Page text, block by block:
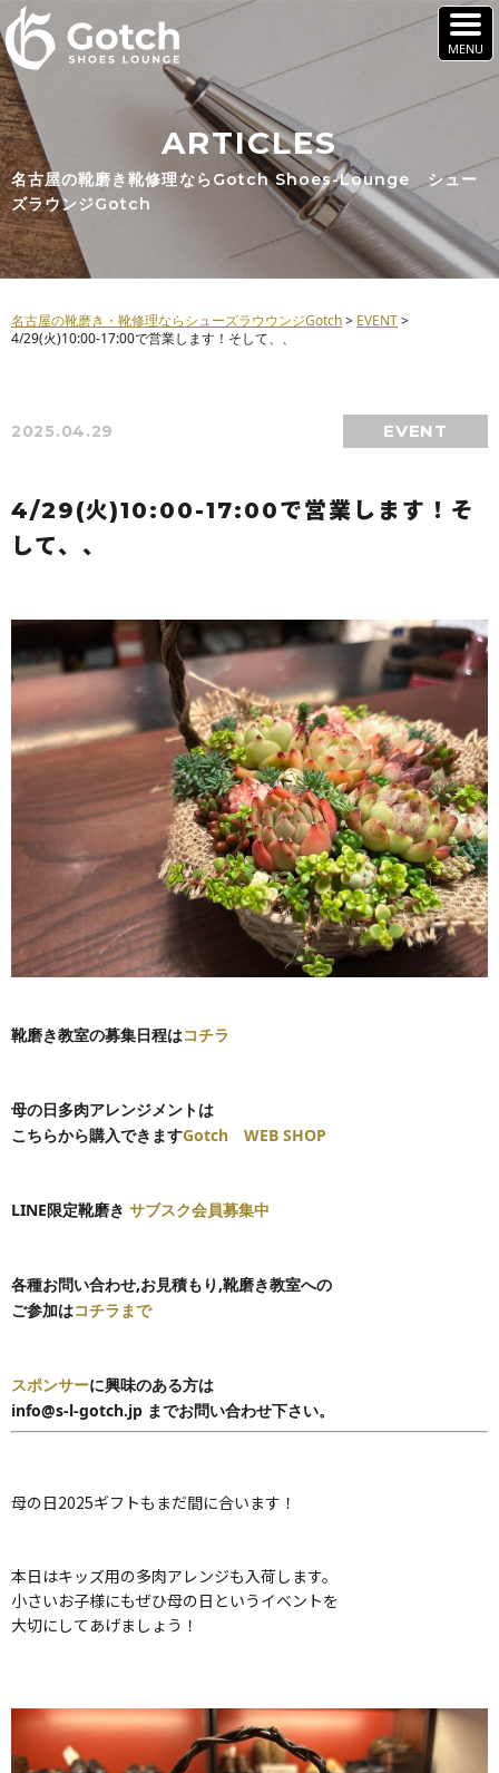
ARTICLES
名古屋の靴磨き靴修理ならGotch Shoes-Lounge シュー
ズラウンジGotch
名古屋の靴磨き・靴修理ならシューズラウウンジGotch> EVENT>
4/29(火)10:00-17:00で営業します！そして、、
2025.04.29 EVENT
4/29(火)10:00-17:00で営業します！そ
して、、
靴磨き教室の募集日程はコチラ
母の日多肉アレンジメントは
こちらから購入できますGotch WEB SHOP
LINE限定靴磨き サブスク会員募集中
各種お問い合わせ,お見積もり,靴磨き教室への
ご参加はコチラまで
スポンサーに興味のある方は
info@s-l-gotch.jp までお問い合わせ下さい。
母の日2025ギフトもまだ間に合います！
本日はキッズ用の多肉アレンジも入荷します。
小さいお子様にもぜひ母の日というイベントを
大切にしてあげましょう！